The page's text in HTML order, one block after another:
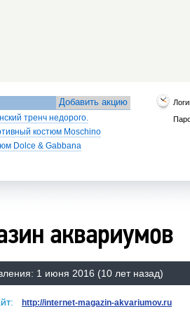
Добавить акцию
тренч недорого.
костюм Moschino
Dolce & Gabbana
аквариумов
1 июня 2016 (10 лет назад)
http://internet-magazin-akvariumov.ru